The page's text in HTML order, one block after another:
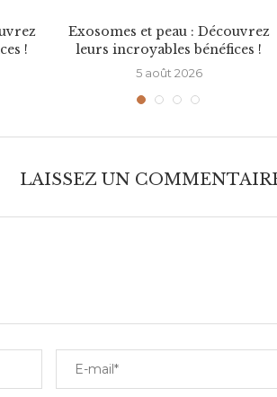
!
Exosomes et peau : Découvrez
leurs incroyables bénéfices !
5 août 2026
LAISSEZ UN